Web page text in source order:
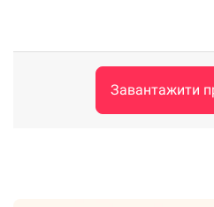
Завантажити